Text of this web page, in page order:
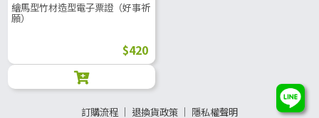
繪馬型竹材造型電子票證（好事祈
願）
$420
訂購流程 │ 退換貨政策 │ 隱私權聲明